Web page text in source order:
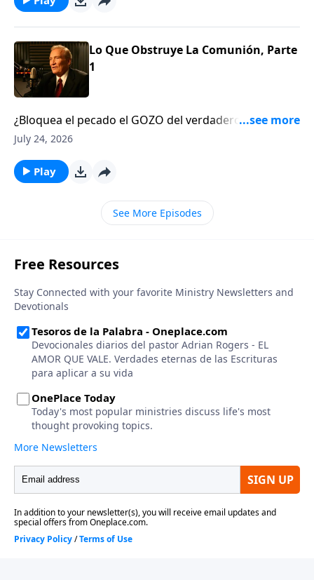
Lo Que Obstruye La Comunión, Parte
1
¿Bloquea el pecado el GOZO del verdadero
COMPAÑERISMO? Siempre. Aprenda acerca de la
que RESTAURA el GOZO.1 Jn. 1:5-2:6
July 24, 2026
Play
See More Episodes